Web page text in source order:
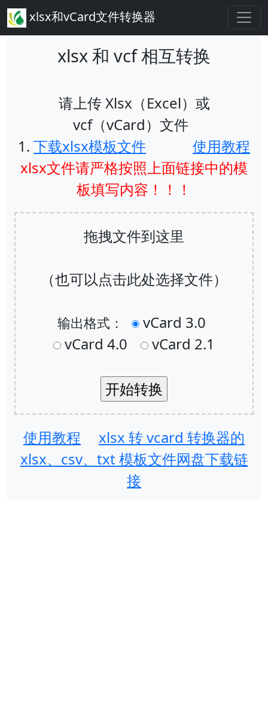
xlsx和vCard文件转换器
xlsx 和 vcf 相互转换
请上传 Xlsx（Excel）或
vcf（vCard）文件
1. 下载xlsx模板文件
使用教程
xlsx文件请严格按照上面链接中的模
板填写内容！！！
拖拽文件到这里
（也可以点击此处选择文件）
输出格式：
vCard 3.0
vCard 4.0
vCard 2.1
使用教程
xlsx 转 vcard 转换器的
xlsx、csv、txt 模板文件网盘下载链
接